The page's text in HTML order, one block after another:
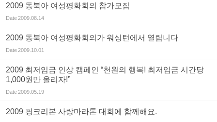
2009 동북아 여성평화회의 참가모집
Date2009.08.14
2009 동북아 여성평화회의가 워싱턴에서 열립니다
Date2009.10.01
2009 최저임금 인상 캠페인 “천원의 행복! 최저임금 시간당
1,000원만 올리자!”
Date2009.05.19
2009 핑크리본 사랑마라톤 대회에 함께해요.